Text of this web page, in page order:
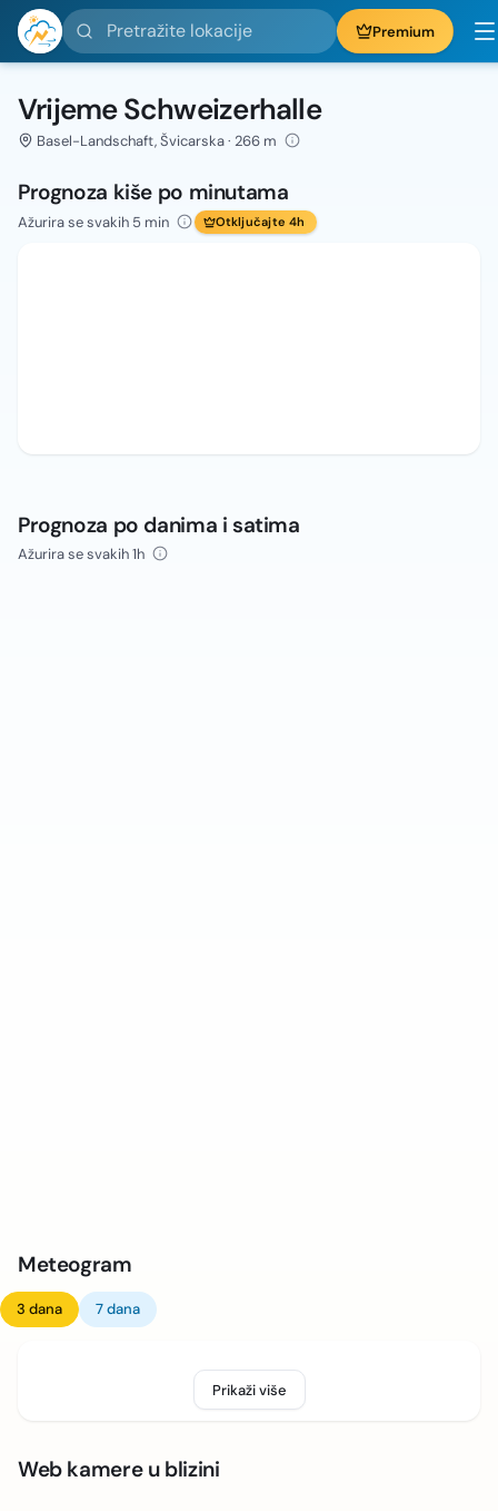
Pretražite lokacije Premium
Vrijeme Schweizerhalle
Basel-Landschaft, Švicarska · 266 m
Prognoza kiše po minutama
Ažurira se svakih 5 min Otključajte 4h
Prognoza po danima i satima
Ažurira se svakih 1h
Meteogram
3 dana 7 dana
Prikaži više
Web kamere u blizini